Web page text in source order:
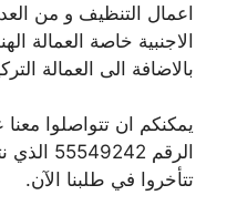
اعمال التنظيف و من
الاجنبية خاصة العمالة
بالاضافة الى العمالة
يمكنكم ان تتواصلوا
الرقم
تتأخروا في طلبنا الآن.